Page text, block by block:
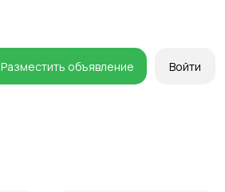
Разместить объявление Войти